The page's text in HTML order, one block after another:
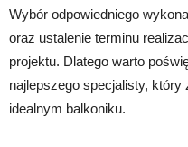
Wybór odpowiedniego
oraz ustalenie terminu
projektu. Dlatego warto
najlepszego specjalisty,
idealnym balkoniku.